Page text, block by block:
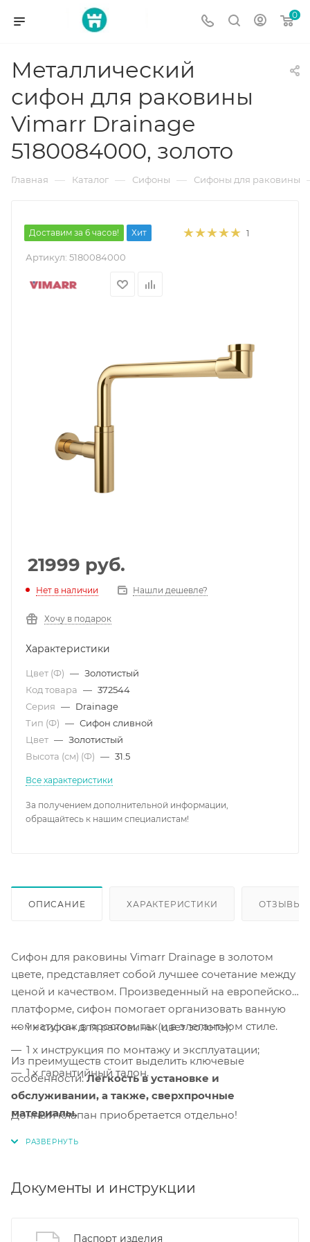
0
Металлический
сифон для раковины
Vimarr Drainage
5180084000, золото
Главная — Каталог — Сифоны — Сифоны для раковины
Доставим за 6 часов! Хит 1
Артикул: 5180084000
21999 руб.
Нет в наличии Нашли дешевле?
Хочу в подарок
Характеристики
Цвет (Ф) — Золотистый
Код товара — 372544
Серия — Drainage
Тип (Ф) — Сифон сливной
Цвет — Золотистый
Высота (см) (Ф) — 31.5
Все характеристики
За получением дополнительной информации,
обращайтесь к нашим специалистам!
ОПИСАНИЕ ХАРАКТЕРИСТИКИ ОТЗЫВЫ
Сифон для раковины Vimarr Drainage в золотом
цвете, представляет собой лучшее сочетание между
ценой и качеством. Произведенный на европейской
платформе, сифон помогает организовать ванную
комнату как в простом, так и в элегантном стиле.
Из преимуществ стоит выделить ключевые
особенности:Легкость в установке и
обслуживании, а также, сверхпрочные
материалы.
Легкая сборка и монтаж.
Регулировка по высоте и длине.
помогает адаптировать его для нестандартных
1 x сифон для раковины (цвет золото);
1 x инструкция по монтажу и эксплуатации;
1 x гарантийный талон.
Донный клапан приобретается отдельно!
Документы и инструкции
Паспорт изделия